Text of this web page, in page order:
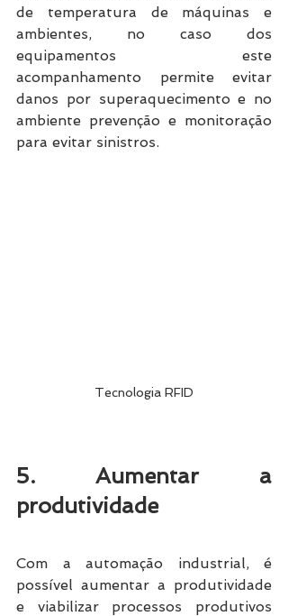
de temperatura de máquinas e
ambientes, no caso dos
equipamentos este
acompanhamento permite evitar
danos por superaquecimento e no
ambiente prevenção e monitoração
para evitar sinistros.
Tecnologia RFID
5. Aumentar a
produtividade
Com a automação industrial, é
possível aumentar a produtividade
e viabilizar processos produtivos